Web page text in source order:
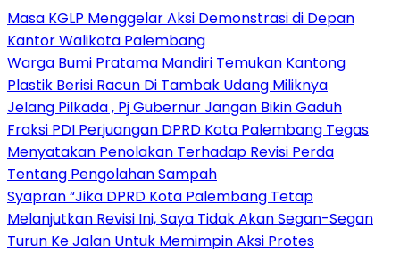
Masa KGLP Menggelar Aksi Demonstrasi di Depan
Kantor Walikota Palembang
Warga Bumi Pratama Mandiri Temukan Kantong
Plastik Berisi Racun Di Tambak Udang Miliknya
Jelang Pilkada , Pj Gubernur Jangan Bikin Gaduh
Fraksi PDI Perjuangan DPRD Kota Palembang Tegas
Menyatakan Penolakan Terhadap Revisi Perda
Tentang Pengolahan Sampah
Syapran “Jika DPRD Kota Palembang Tetap
Melanjutkan Revisi Ini, Saya Tidak Akan Segan-Segan
Turun Ke Jalan Untuk Memimpin Aksi Protes